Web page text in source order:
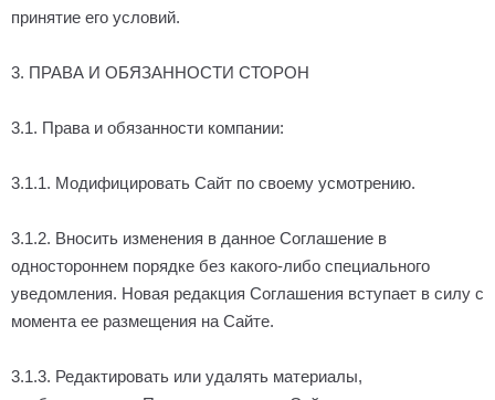
принятие его условий.
3. ПРАВА И ОБЯЗАННОСТИ СТОРОН
3.1. Права и обязанности компании:
3.1.1. Модифицировать Сайт по своему усмотрению.
3.1.2. Вносить изменения в данное Соглашение в
одностороннем порядке без какого-либо специального
уведомления. Новая редакция Соглашения вступает в силу с
момента ее размещения на Сайте.
3.1.3. Редактировать или удалять материалы,